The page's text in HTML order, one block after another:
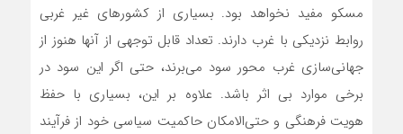
مسکو مفید نخواهد بود. بسیاری از کشورهای غیر غربی
روابط نزدیکی با غرب دارند. تعداد قابل توجهی از آنها هنوز از
جهانی‌سازی غرب محور سود‌ می‌برند، حتی اگر این سود در
برخی موارد بی اثر باشد. علاوه بر این، بسیاری با حفظ
هویت فرهنگی و حتی‌الامکان حاکمیت سیاسی خود از فرآیند